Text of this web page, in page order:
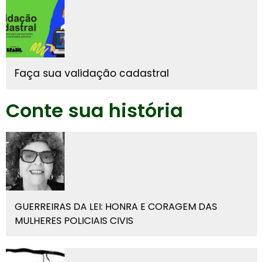
Faça sua validação cadastral
Conte sua história
GUERREIRAS DA LEI: HONRA E CORAGEM DAS
MULHERES POLICIAIS CIVIS